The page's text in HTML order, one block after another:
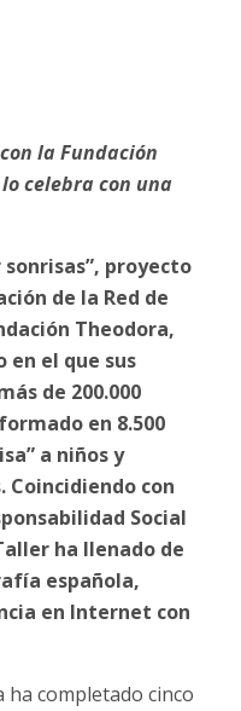
la Fundación
celebra con una
proyecto
de la Red de
Theodora,
en el que sus
de 200.000
en 8.500
a niños y
con
Social
ha llenado de
española,
en Internet con
completado cinco